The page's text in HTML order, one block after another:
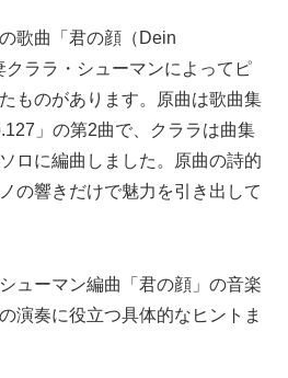
歌曲「君の顔（Dein
ララ・シューマンによってピ
ものがあります。原曲は歌曲集
」の第2曲で、クララは曲集
ロに編曲しました。原曲の詩的
の響きだけで魅力を引き出して
ューマン編曲「君の顔」の音楽
演奏に役立つ具体的なヒントま